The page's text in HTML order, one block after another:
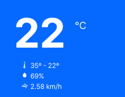
22 ℃
35º - 22º
69%
2.58 km/h